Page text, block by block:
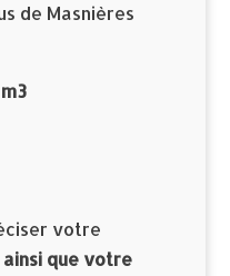
de Masnières
votre
que votre